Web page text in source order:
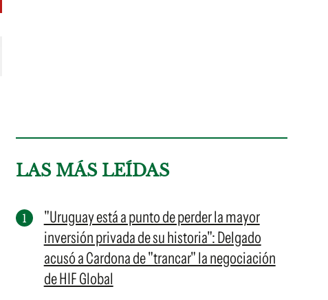
LAS MÁS LEÍDAS
"Uruguay está a punto de perder la mayor
inversión privada de su historia": Delgado
acusó a Cardona de "trancar" la negociación
de HIF Global